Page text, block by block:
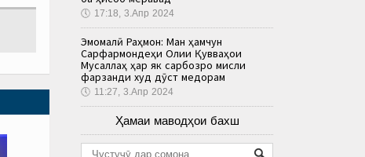
🕔 17:18, 3.Апр 2024
Эмомалӣ Раҳмон: Ман ҳамчун
Сарфармондеҳи Олии Қувваҳои
Мусаллаҳ ҳар як сарбозро мисли
фарзанди худ дӯст медорам
🕔 11:27, 3.Апр 2024
Ҳамаи маводҳои бахш